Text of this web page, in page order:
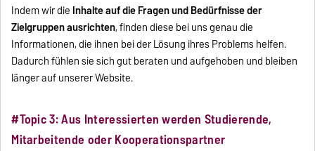
Indem wir die Inhalte auf die Fragen und Bedürfnisse der
Zielgruppen ausrichten, finden diese bei uns genau die
Informationen, die ihnen bei der Lösung ihres Problems helfen.
Dadurch fühlen sie sich gut beraten und aufgehoben und bleiben
länger auf unserer Website.
#Topic 3: Aus Interessierten werden Studierende,
Mitarbeitende oder Kooperationspartner